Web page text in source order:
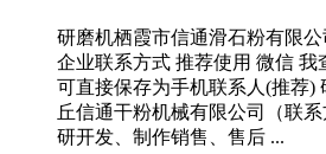
研磨机栖霞市信通滑石粉有限
企业联系方式 推荐使用 微信 我
可直接保存为手机联系人(推荐)
丘信通干粉机械有限公司（联
研开发、制作销售、售后 ...